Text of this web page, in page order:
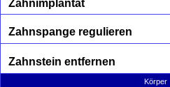
Zahnimplantat
Zahnspange regulieren
Zahnstein entfernen
Körper